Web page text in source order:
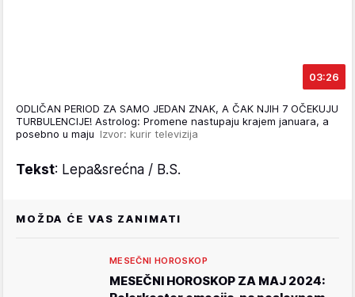
03:26
ODLIČAN PERIOD ZA SAMO JEDAN ZNAK, A ČAK NJIH 7 OČEKUJU
TURBULENCIJE! Astrolog: Promene nastupaju krajem januara, a
posebno u maju Izvor: kurir televizija
Tekst: Lepa&srećna / B.S.
MOŽDA ĆE VAS ZANIMATI
MESEČNI HOROSKOP
MESEČNI HOROSKOP ZA MAJ 2024: